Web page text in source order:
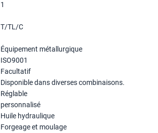
1
T/TL/C
Équipement métallurgique
ISO9001
Facultatif
Disponible dans diverses combinaisons.
Réglable
personnalisé
Huile hydraulique
Forgeage et moulage